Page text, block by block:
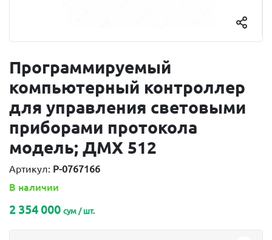
Программируемый
компьютерный контроллер
для управления световыми
приборами протокола
модель; ДМХ 512
Артикул: P-0767166
В наличии
2 354 000 сум / шт.